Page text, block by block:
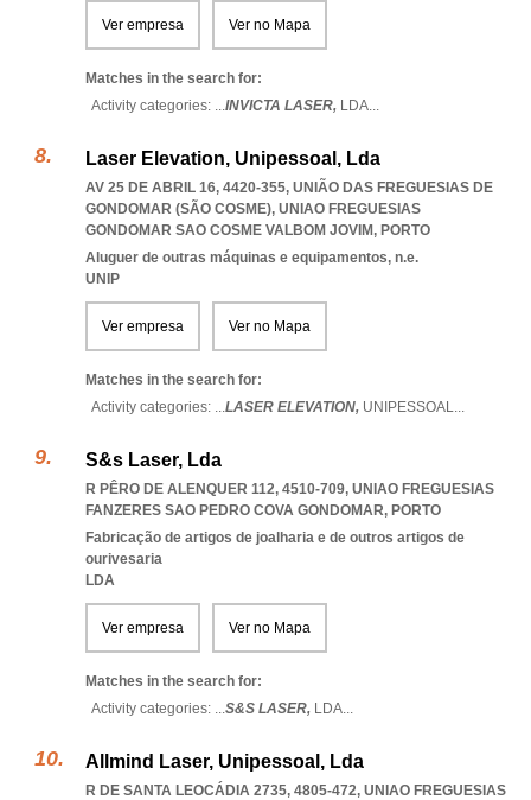
Ver empresa Ver no Mapa
Matches in the search for:
Activity categories: ...INVICTA LASER, LDA...
Laser Elevation, Unipessoal, Lda
AV 25 DE ABRIL 16, 4420-355, UNIÃO DAS FREGUESIAS DE
GONDOMAR (SÃO COSME), UNIAO FREGUESIAS
GONDOMAR SAO COSME VALBOM JOVIM, PORTO
Aluguer de outras máquinas e equipamentos, n.e.
UNIP
Ver empresa Ver no Mapa
Matches in the search for:
Activity categories: ...LASER ELEVATION, UNIPESSOAL...
S&s Laser, Lda
R PÊRO DE ALENQUER 112, 4510-709, UNIAO FREGUESIAS
FANZERES SAO PEDRO COVA GONDOMAR, PORTO
Fabricação de artigos de joalharia e de outros artigos de
ourivesaria
LDA
Ver empresa Ver no Mapa
Matches in the search for:
Activity categories: ...S&S LASER, LDA...
Allmind Laser, Unipessoal, Lda
R DE SANTA LEOCÁDIA 2735, 4805-472, UNIAO FREGUESIAS